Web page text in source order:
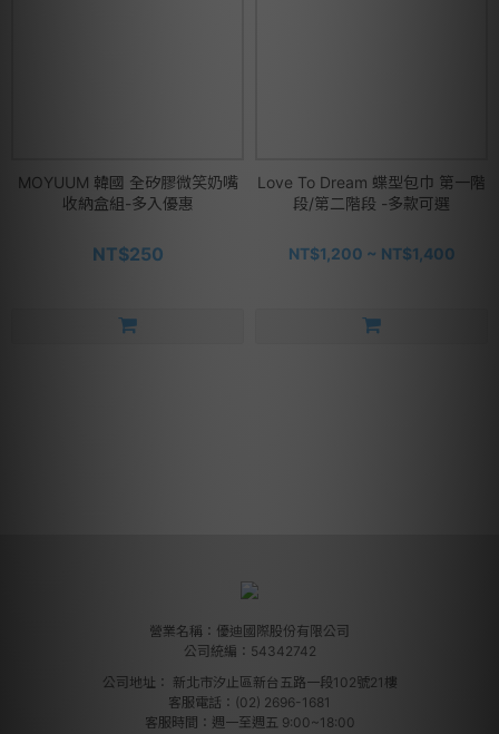
MOYUUM 韓國 全矽膠微笑奶嘴
收納盒組-多入優惠
NT$250
Love To Dream 蝶型包巾 第一階
段/第二階段 -多款可選
NT$1,200 ~ NT$1,400
營業名稱：優迪國際股份有限公司
公司統編：54342742
公司地址： 新北市汐止區新台五路一段102號21樓
客服電話：(02) 2696-1681
客服時間：週一至週五 9:00~18:00